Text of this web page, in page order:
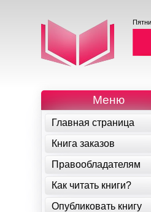
Меню
Главная страница
Книга заказов
Правообладателям
Как читать книги?
Опубликовать книгу